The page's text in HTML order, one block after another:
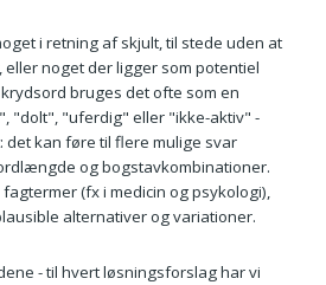
i retning af skjult, til stede uden at
noget der ligger som potentiel
bruges det ofte som en
"dolt", "uferdig" eller "ikke-aktiv" -
kan føre til flere mulige svar
og bogstavkombinationer.
(fx i medicin og psykologi),
alternativer og variationer.
- til hvert løsningsforslag har vi